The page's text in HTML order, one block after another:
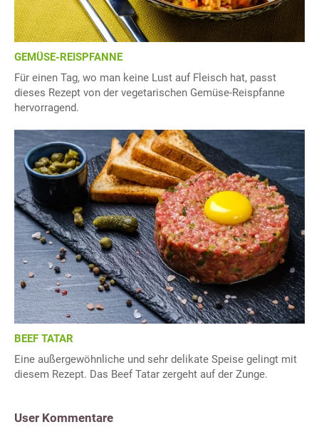
GEMÜSE-REISPFANNE
Für einen Tag, wo man keine Lust auf Fleisch hat, passt
dieses Rezept von der vegetarischen Gemüse-Reispfanne
hervorragend.
BEEF TATAR
Eine außergewöhnliche und sehr delikate Speise gelingt mit
diesem Rezept. Das Beef Tatar zergeht auf der Zunge.
User Kommentare